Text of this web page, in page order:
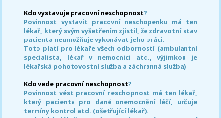
Kdo vystavuje pracovní neschopnost?
Povinnost vystavit pracovní neschopenku má ten
lékař, který svým vyšetřením zjistil, že zdravotní stav
pacienta neumožňuje vykonávat jeho práci.
Toto platí pro lékaře všech odborností (ambulantní
specialista, lékař v nemocnici atd., výjimkou je
lékařská pohotovostní služba a záchranná služba)
Kdo vede pracovní neschopnost?
Povinnost vést pracovní neschopnost má ten lékař,
který pacienta pro dané onemocnění léčí, určuje
termíny kontrol atd. (ošetřující lékař).